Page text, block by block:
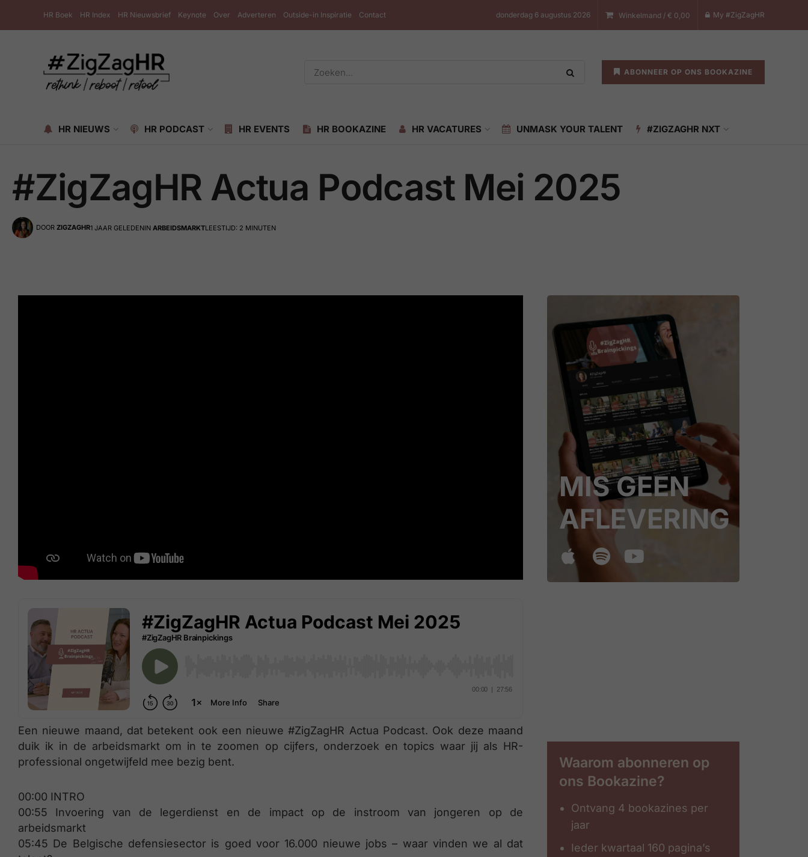
HR Boek HR Index HR Nieuwsbrief Keynote Over Adverteren Outside-in Inspiratie Contact donderdag 6 augustus 2026 Winkelmand / € 0,00 My #ZigZagHR
ABONNEER OP ONS BOOKAZINE
HR NIEUWS HR PODCAST HR EVENTS HR BOOKAZINE HR VACATURES UNMASK YOUR TALENT #ZIGZAGHR NXT
#ZigZagHR Actua Podcast Mei 2025
DOOR ZIGZAGHR1 JAAR GELEDENIN ARBEIDSMARKTLEESTIJD: 2 MINUTEN
Een nieuwe maand, dat betekent ook een nieuwe #ZigZagHR Actua Podcast. Ook deze maand
duik ik in de arbeidsmarkt om in te zoomen op cijfers, onderzoek en topics waar jij als HR-
professional ongetwijfeld mee bezig bent.
00:00 INTRO
00:55 Invoering van de legerdienst en de impact op de instroom van jongeren op de
arbeidsmarkt
05:45 De Belgische defensiesector is goed voor 16.000 nieuwe jobs – waar vinden we al dat
MIS GEEN
AFLEVERING
Waarom abonneren op
ons Bookazine?
Ontvang 4 bookazines per
jaar
Ieder kwartaal 160 pagina’s